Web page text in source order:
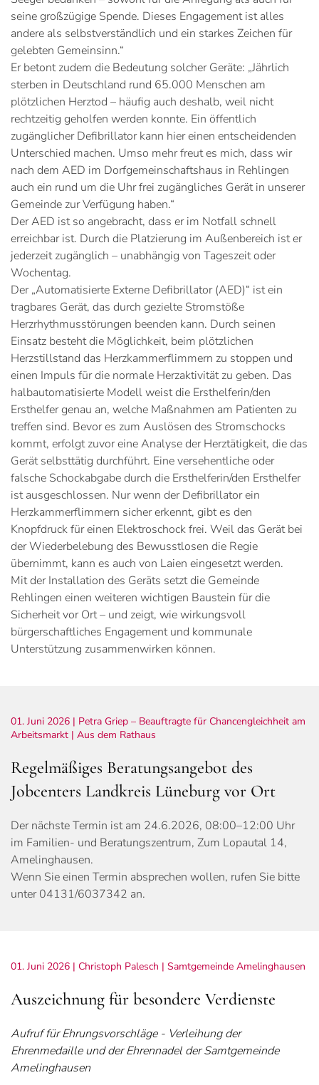
seine großzügige Spende. Dieses Engagement ist alles
andere als selbstverständlich und ein starkes Zeichen für
gelebten Gemeinsinn.“
Er betont zudem die Bedeutung solcher Geräte: „Jährlich
sterben in Deutschland rund 65.000 Menschen am
plötzlichen Herztod – häufig auch deshalb, weil nicht
rechtzeitig geholfen werden konnte. Ein öffentlich
zugänglicher Defibrillator kann hier einen entscheidenden
Unterschied machen. Umso mehr freut es mich, dass wir
nach dem AED im Dorfgemeinschaftshaus in Rehlingen
auch ein rund um die Uhr frei zugängliches Gerät in unserer
Gemeinde zur Verfügung haben.“
Der AED ist so angebracht, dass er im Notfall schnell
erreichbar ist. Durch die Platzierung im Außenbereich ist er
jederzeit zugänglich – unabhängig von Tageszeit oder
Wochentag.
Der „Automatisierte Externe Defibrillator (AED)“ ist ein
tragbares Gerät, das durch gezielte Stromstöße
Herzrhythmusstörungen beenden kann. Durch seinen
Einsatz besteht die Möglichkeit, beim plötzlichen
Herzstillstand das Herzkammerflimmern zu stoppen und
einen Impuls für die normale Herzaktivität zu geben. Das
halbautomatisierte Modell weist die Ersthelferin/den
Ersthelfer genau an, welche Maßnahmen am Patienten zu
treffen sind. Bevor es zum Auslösen des Stromschocks
kommt, erfolgt zuvor eine Analyse der Herztätigkeit, die das
Gerät selbsttätig durchführt. Eine versehentliche oder
falsche Schockabgabe durch die Ersthelferin/den Ersthelfer
ist ausgeschlossen. Nur wenn der Defibrillator ein
Herzkammerflimmern sicher erkennt, gibt es den
Knopfdruck für einen Elektroschock frei. Weil das Gerät bei
der Wiederbelebung des Bewusstlosen die Regie
übernimmt, kann es auch von Laien eingesetzt werden.
Mit der Installation des Geräts setzt die Gemeinde
Rehlingen einen weiteren wichtigen Baustein für die
Sicherheit vor Ort – und zeigt, wie wirkungsvoll
bürgerschaftliches Engagement und kommunale
Unterstützung zusammenwirken können.
01. Juni 2026 | Petra Griep – Beauftragte für Chancengleichheit am
Arbeitsmarkt | Aus dem Rathaus
Regelmäßiges Beratungsangebot des
Jobcenters Landkreis Lüneburg vor Ort
Der nächste Termin ist am 24.6.2026, 08:00–12:00 Uhr
im Familien- und Beratungszentrum, Zum Lopautal 14,
Amelinghausen.
Wenn Sie einen Termin absprechen wollen, rufen Sie bitte
unter 04131/6037342 an.
01. Juni 2026 | Christoph Palesch | Samtgemeinde Amelinghausen
Auszeichnung für besondere Verdienste
Aufruf für Ehrungsvorschläge - Verleihung der
Ehrenmedaille und der Ehrennadel der Samtgemeinde
Amelinghausen